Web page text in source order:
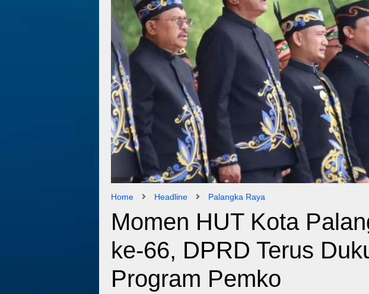
Home Headline Palangka Raya
Momen HUT Kota
ke-66, DPRD Terus
Program Pemko